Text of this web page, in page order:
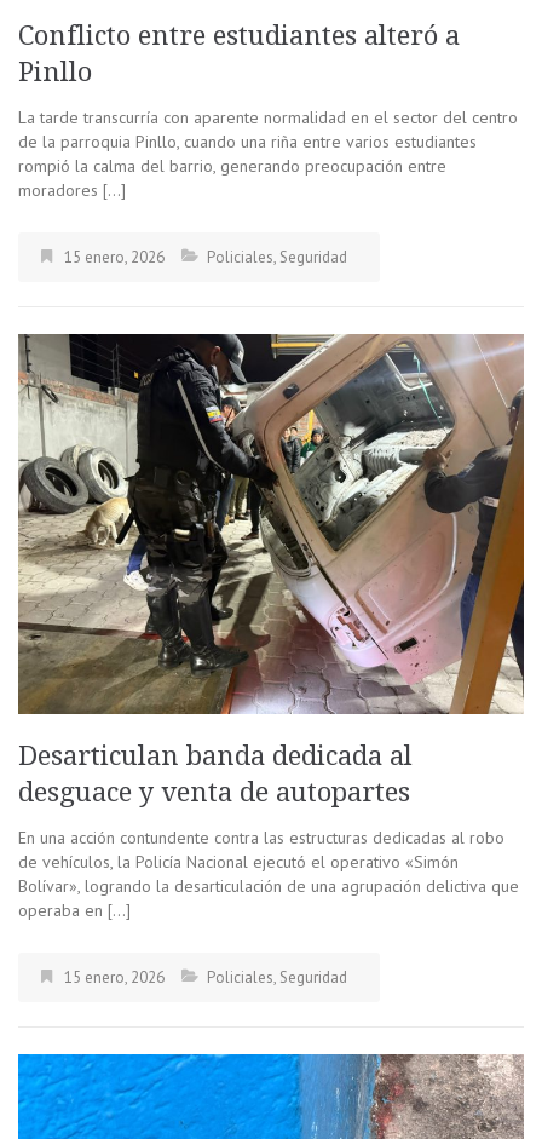
Conflicto entre estudiantes alteró a
Pinllo
La tarde transcurría con aparente normalidad en el sector del centro
de la parroquia Pinllo, cuando una riña entre varios estudiantes
rompió la calma del barrio, generando preocupación entre
moradores […]
15 enero, 2026 Policiales, Seguridad
Desarticulan banda dedicada al
desguace y venta de autopartes
En una acción contundente contra las estructuras dedicadas al robo
de vehículos, la Policía Nacional ejecutó el operativo «Simón
Bolívar», logrando la desarticulación de una agrupación delictiva que
operaba en […]
15 enero, 2026 Policiales, Seguridad